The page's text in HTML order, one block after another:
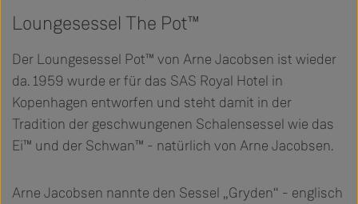
Loungesessel The Pot™
Der Loungesessel Pot™ von Arne Jacobsen ist wieder
da. 1959 wurde er für das SAS Royal Hotel in
Kopenhagen entworfen und steht damit in der
Tradition der geschwungenen Schalensessel wie das
Ei™ und der Schwan™ - natürlich von Arne Jacobsen.
Arne Jacobsen nannte den Sessel „Gryden“ - englisch